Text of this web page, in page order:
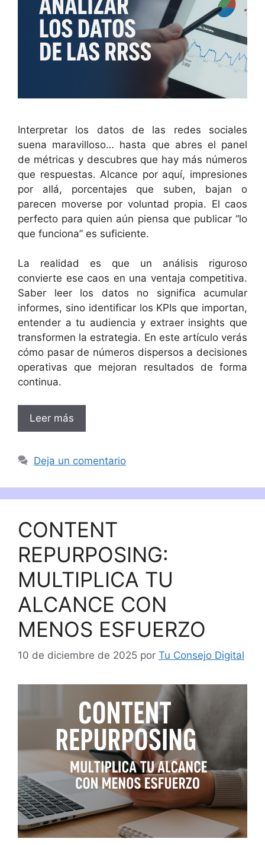
Interpretar los datos de las redes sociales
suena maravilloso… hasta que abres el panel
de métricas y descubres que hay más números
que respuestas. Alcance por aquí, impresiones
por allá, porcentajes que suben, bajan o
parecen moverse por voluntad propia. El caos
perfecto para quien aún piensa que publicar “lo
que funciona” es suficiente.
La realidad es que un análisis riguroso
convierte ese caos en una ventaja competitiva.
Saber leer los datos no significa acumular
informes, sino identificar los KPIs que importan,
entender a tu audiencia y extraer insights que
transformen la estrategia. En este artículo verás
cómo pasar de números dispersos a decisiones
operativas que mejoran resultados de forma
continua.
Leer más
Deja un comentario
CONTENT
REPURPOSING:
MULTIPLICA TU
ALCANCE CON
MENOS ESFUERZO
10 de diciembre de 2025 por Tu Consejo Digital